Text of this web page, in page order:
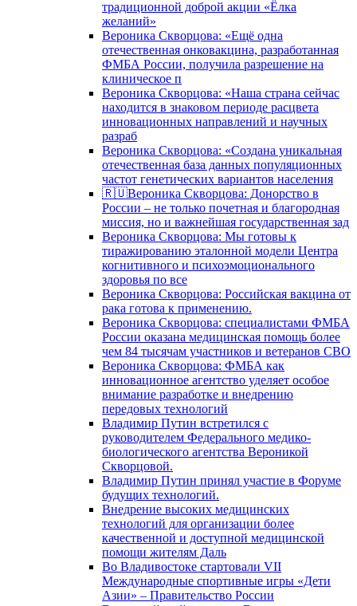
традиционной доброй акции «Ёлка
желаний»
Вероника Скворцова: «Ещё одна
отечественная онковакцина, разработанная
ФМБА России, получила разрешение на
клиническое п
Вероника Скворцова: «Наша страна сейчас
находится в знаковом периоде расцвета
инновационных направлений и научных
разраб
Вероника Скворцова: «Создана уникальная
отечественная база данных популяционных
частот генетических вариантов населения
🇷🇺Вероника Скворцова: Донорство в
России – не только почетная и благородная
миссия, но и важнейшая государственная зад
Вероника Скворцова: Мы готовы к
тиражированию эталонной модели Центра
когнитивного и психоэмоционального
здоровья по все
Вероника Скворцова: Российская вакцина от
рака готова к применению.
Вероника Скворцова: специалистами ФМБА
России оказана медицинская помощь более
чем 84 тысячам участников и ветеранов СВО
Вероника Скворцова: ФМБА как
инновационное агентство уделяет особое
внимание разработке и внедрению
передовых технологий
Владимир Путин встретился с
руководителем Федерального медико-
биологического агентства Вероникой
Скворцовой.
Владимир Путин принял участие в Форуме
будущих технологий.
Внедрение высоких медицинских
технологий для организации более
качественной и доступной медицинской
помощи жителям Даль
Во Владивостоке стартовали VII
Международные спортивные игры «Дети
Азии» – Правительство России